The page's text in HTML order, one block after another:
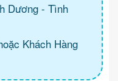
Dương - Tình
Khách Hàng